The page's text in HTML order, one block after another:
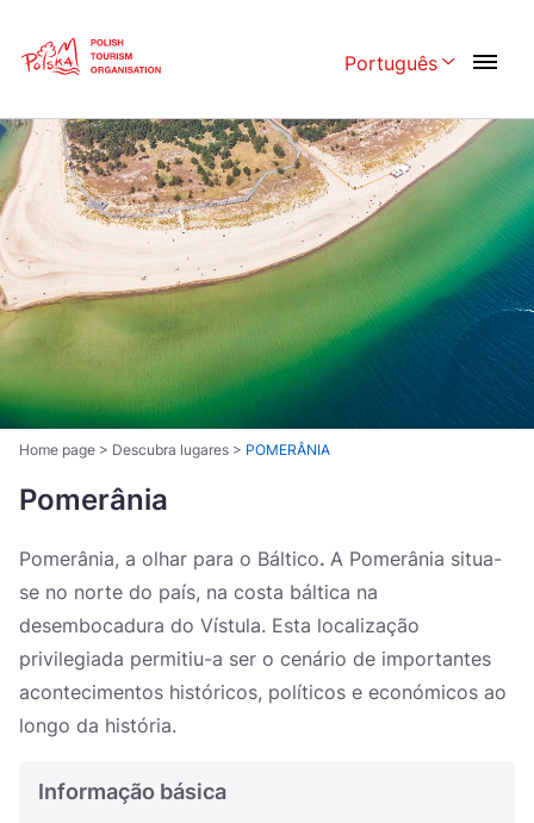
Português
Polski English
Česká 中国
Dansk Deutschland
Español Français
Italiano Magyar
Nederlands
Português Norsk
Suomi
Home page > Descubra lugares > POMERÂNIA
Pomerânia
Pomerânia, a olhar para o Báltico. A Pomerânia situa-
se no norte do país, na costa báltica na
desembocadura do Vístula. Esta localização
privilegiada permitiu-a ser o cenário de importantes
acontecimentos históricos, políticos e económicos ao
longo da história.
Informação básica